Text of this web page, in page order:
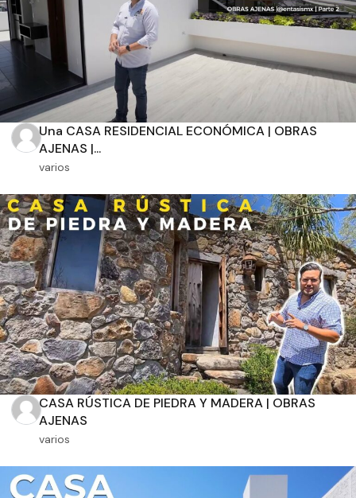
Una CASA RESIDENCIAL ECONÓMICA | OBRAS
AJENAS |...
varios
CASA RÚSTICA DE PIEDRA Y MADERA | OBRAS
AJENAS
varios
Tipo de obra Estado
Recamaras Baños
Dimensiones
m2 de construcción
m2 de terreno